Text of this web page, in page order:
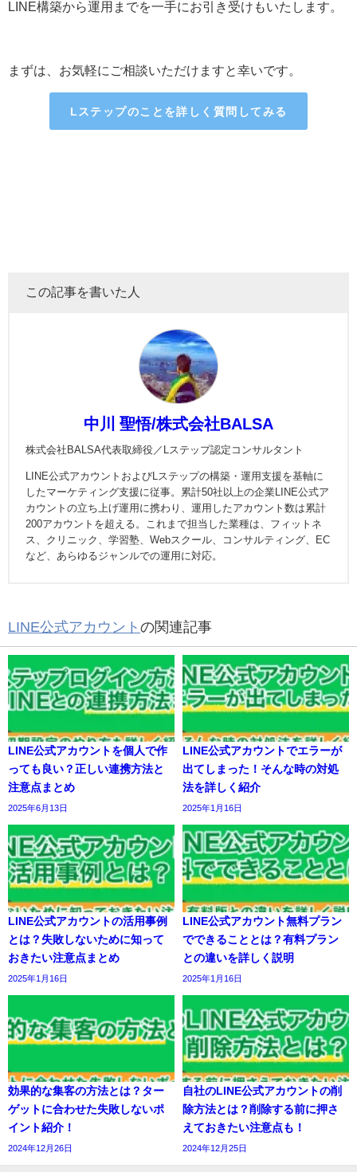
LINE構築から運用までを一手にお引き受けもいたします。
まずは、お気軽にご相談いただけますと幸いです。
Lステップのことを詳しく質問してみる
この記事を書いた人
中川 聖悟/株式会社BALSA
株式会社BALSA代表取締役／Lステップ認定コンサルタント
LINE公式アカウントおよびLステップの構築・運用支援を基軸に
したマーケティング支援に従事。累計50社以上の企業LINE公式ア
カウントの立ち上げ運用に携わり、運用したアカウント数は累計
200アカウントを超える。これまで担当した業種は、フィットネ
ス、クリニック、学習塾、Webスクール、コンサルティング、EC
など、あらゆるジャンルでの運用に対応。
LINE公式アカウント の関連記事
LINE公式アカウントを個人で作
っても良い？正しい連携方法と
注意点まとめ
2025年6月13日
LINE公式アカウントでエラーが
出てしまった！そんな時の対処
法を詳しく紹介
2025年1月16日
LINE公式アカウントの活用事例
とは？失敗しないために知って
おきたい注意点まとめ
2025年1月16日
LINE公式アカウント無料プラン
でできることとは？有料プラン
との違いを詳しく説明
2025年1月16日
効果的な集客の方法とは？ター
ゲットに合わせた失敗しないポ
イント紹介！
2024年12月26日
自社のLINE公式アカウントの削
除方法とは？削除する前に押さ
えておきたい注意点も！
2024年12月25日